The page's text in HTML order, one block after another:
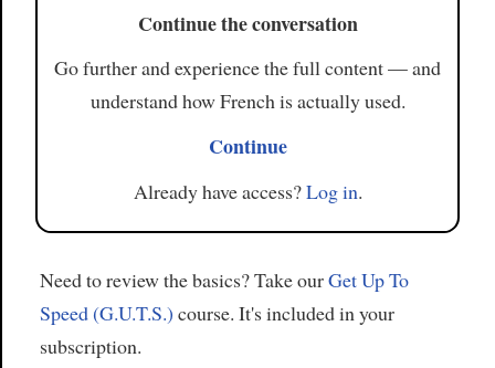
Continue the conversation
Go further and experience the full content — and
understand how French is actually used.
Continue
Already have access?Log in.
Need to review the basics? Take ourGet Up To
Speed (G.U.T.S.) course. It's included in your
subscription.